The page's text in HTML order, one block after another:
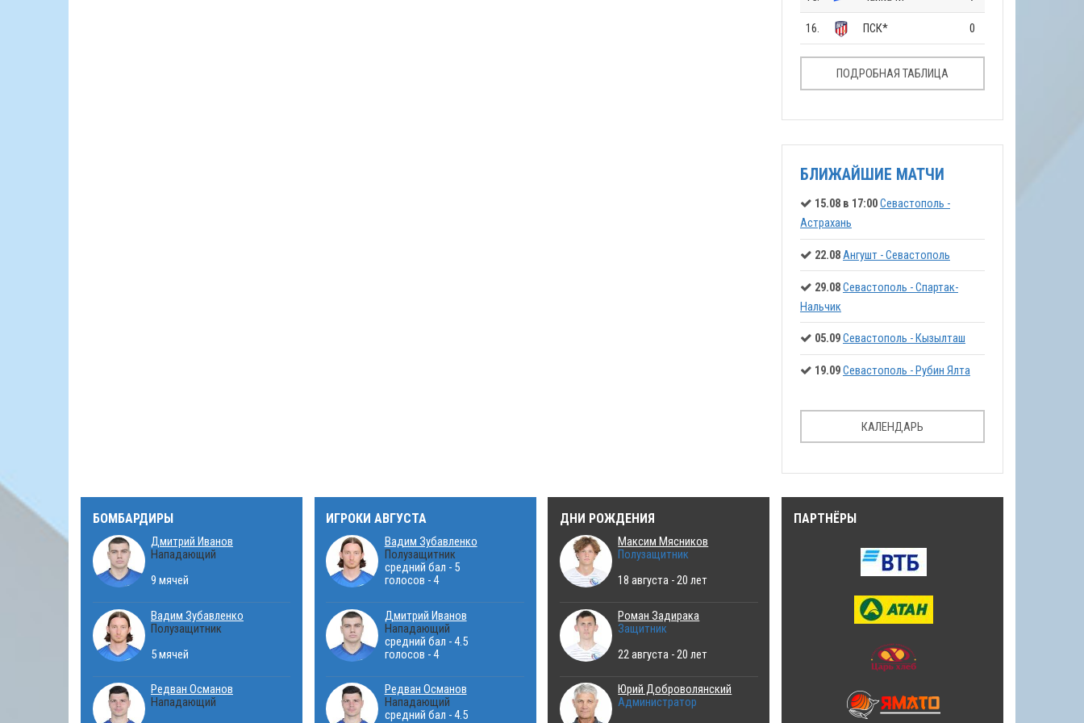
16. ПСК* 0
ПОДРОБНАЯ ТАБЛИЦА
БЛИЖАЙШИЕ МАТЧИ
15.08 в 17:00Севастополь -
Астрахань
22.08Ангушт - Севастополь
29.08Севастополь - Спартак-
Нальчик
05.09Севастополь - Кызылташ
19.09Севастополь - Рубин Ялта
КАЛЕНДАРЬ
БОМБАРДИРЫ
Дмитрий Иванов
Нападающий
9 мячей
Вадим Зубавленко
Полузащитник
5 мячей
Редван Османов
Нападающий
ИГРОКИ АВГУСТА
Вадим Зубавленко
Полузащитник
средний бал - 5
голосов - 4
Дмитрий Иванов
Нападающий
средний бал - 4.5
голосов - 4
Редван Османов
Нападающий
средний бал - 4.5
ДНИ РОЖДЕНИЯ
Максим Мясников
Полузащитник
18 августа - 20 лет
Роман Задирака
Защитник
22 августа - 20 лет
Юрий Доброволянский
Администратор
ПАРТНЁРЫ